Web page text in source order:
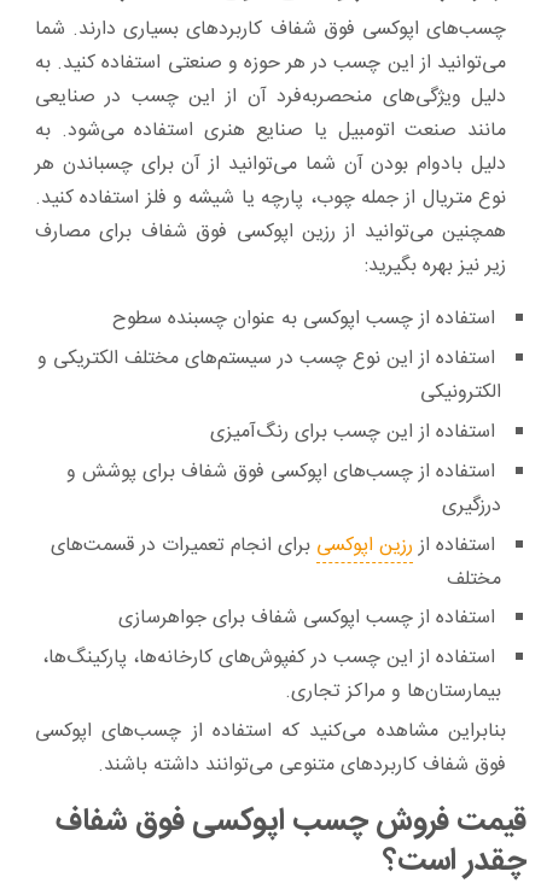
چسب‌های اپوکسی فوق شفاف کاربردهای بسیاری دارند. شما
می‌توانید از این چسب در هر حوزه و صنعتی استفاده کنید. به
دلیل ویژگی‌های منحصربه‌فرد آن از این چسب در صنایعی
مانند صنعت اتومبیل یا صنایع هنری استفاده می‌شود. به
دلیل بادوام بودن آن شما می‌توانید از آن برای چسباندن هر
نوع متریال از جمله چوب، پارچه یا شیشه و فلز استفاده کنید.
همچنین می‌توانید از رزین اپوکسی فوق شفاف برای مصارف
زیر نیز بهره بگیرید:
استفاده از چسب اپوکسی به عنوان چسبنده سطوح
استفاده از این نوع چسب در سیستم‌های مختلف الکتریکی و
الکترونیکی
استفاده از این چسب برای رنگ‌آمیزی
استفاده از چسب‌های اپوکسی فوق شفاف برای پوشش و
درزگیری
استفاده ازرزین اپوکسی برای انجام تعمیرات در قسمت‌های
مختلف
استفاده از چسب اپوکسی شفاف برای جواهرسازی
استفاده از این چسب در کفپوش‌های کارخانه‌ها، پارکینگ‌ها،
بیمارستان‌ها و مراکز تجاری.
بنابراین مشاهده می‌کنید که استفاده از چسب‌های اپوکسی
فوق شفاف کاربردهای متنوعی می‌توانند داشته باشند.
قیمت فروش چسب اپوکسی فوق شفاف
چقدر است؟